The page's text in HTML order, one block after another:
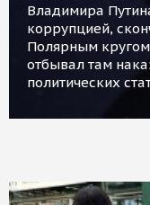
Владимира
коррупцией,
Полярным
отбывал там
политических